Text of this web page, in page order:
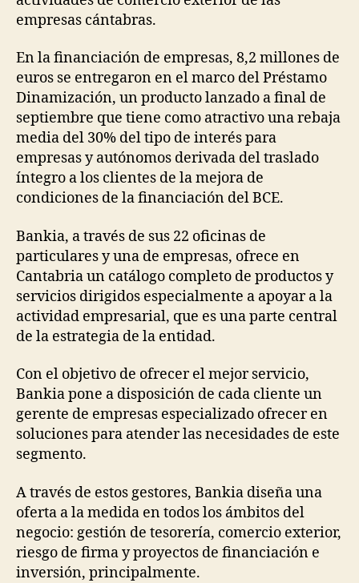
empresas cántabras.
En la financiación de empresas, 8,2 millones de
euros se entregaron en el marco del Préstamo
Dinamización, un producto lanzado a final de
septiembre que tiene como atractivo una rebaja
media del 30% del tipo de interés para
empresas y autónomos derivada del traslado
íntegro a los clientes de la mejora de
condiciones de la financiación del BCE.
Bankia, a través de sus 22 oficinas de
particulares y una de empresas, ofrece en
Cantabria un catálogo completo de productos y
servicios dirigidos especialmente a apoyar a la
actividad empresarial, que es una parte central
de la estrategia de la entidad.
Con el objetivo de ofrecer el mejor servicio,
Bankia pone a disposición de cada cliente un
gerente de empresas especializado ofrecer en
soluciones para atender las necesidades de este
segmento.
A través de estos gestores, Bankia diseña una
oferta a la medida en todos los ámbitos del
negocio: gestión de tesorería, comercio exterior,
riesgo de firma y proyectos de financiación e
inversión, principalmente.